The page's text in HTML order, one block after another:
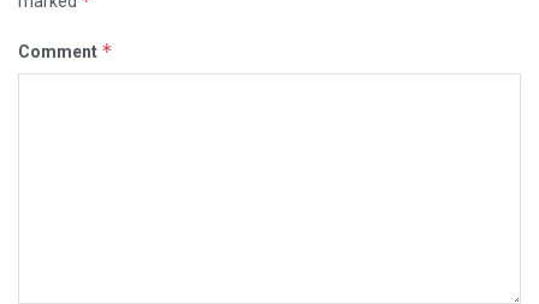
Comment *